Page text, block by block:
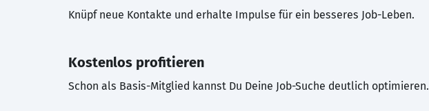
Knüpf neue Kontakte und erhalte Impulse für ein besseres Job-Leben.
Kostenlos profitieren
Schon als Basis-Mitglied kannst Du Deine Job-Suche deutlich optimieren.